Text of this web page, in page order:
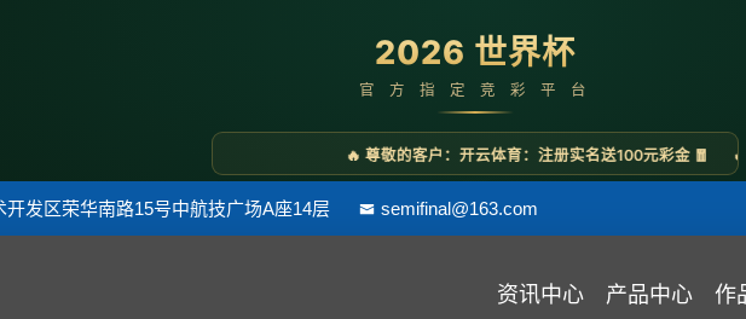
发区荣华南路15号中航技广场A座14层 semifinal@163.com
资讯中心 产品中心 作